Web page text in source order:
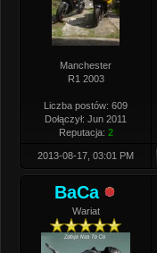
Manchester
R1 2003
Liczba postów: 609
Dołączył: Jun 2011
Reputacja: 2
2013-08-17, 03:01 PM
BaCa
Wariat